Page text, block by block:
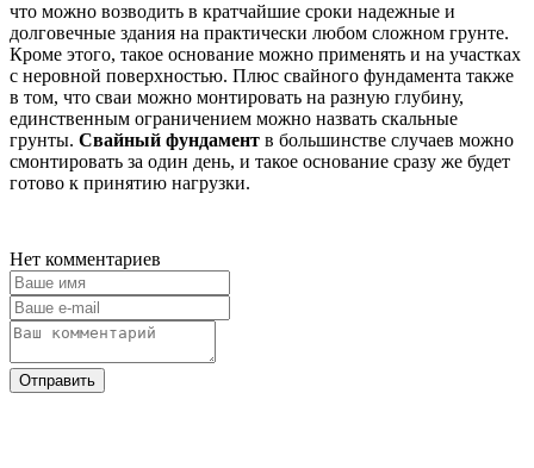
что можно возводить в кратчайшие сроки надежные и
долговечные здания на практически любом сложном грунте.
Кроме этого, такое основание можно применять и на участках
с неровной поверхностью. Плюс свайного фундамента также
в том, что сваи можно монтировать на разную глубину,
единственным ограничением можно назвать скальные
грунты. Свайный фундамент в большинстве случаев можно
смонтировать за один день, и такое основание сразу же будет
готово к принятию нагрузки.
Нет комментариев
Отправить